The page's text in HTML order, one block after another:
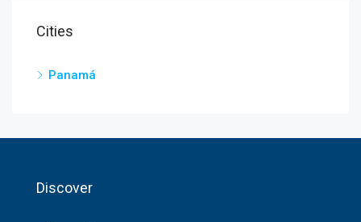
Cities
Panamá
Discover